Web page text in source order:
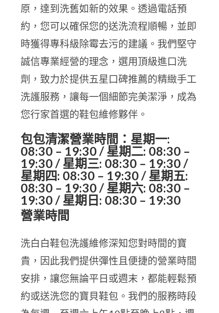
原，達到洗舊如新的效果。透過電話預
約，您可以確保您的送洗流程順暢，並即
時獲得專科級除霉去污的建議。我們堅守
誠信專業經營的理念，選用頂級進口洗
劑，致力於提供五星口碑推薦的精緻手工
洗護服務，讓每一個細節完美潔淨，成為
您行家首選的鞋包維修夥伴。
包包清潔營業時間：星期一:
08:30 – 19:30 / 星期二: 08:30 –
19:30 / 星期三: 08:30 – 19:30 /
星期四: 08:30 – 19:30 / 星期五:
08:30 – 19:30 / 星期六: 08:30 –
19:30 / 星期日: 08:30 – 19:30
營業時間
洗白白鞋包洗護維修深知您對時間的寶
貴，因此我們提供彈性且便捷的營業時間
安排，讓您無論平日或週末，都能輕鬆預
約或送洗您的寶貝鞋包。我們的服務時段